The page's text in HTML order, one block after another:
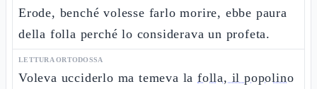
Erode, benché volesse farlo morire, ebbe paura
della folla perché lo considerava un profeta.
LETTURA ORTODOSSA
Voleva ucciderlo ma temeva lafolla, il popolino